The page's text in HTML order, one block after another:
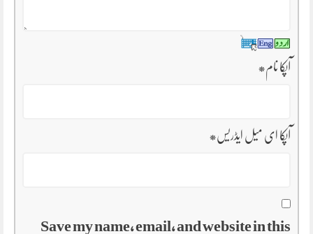
آپکا نام*
آپکا ای میل ایڈریس*
Save my name, email, and website in this